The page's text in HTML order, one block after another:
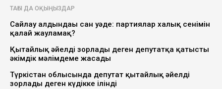
ТАҒЫ ДА ОҚЫҢЫЗДАР
Сайлау алдындағы сан уәде: партиялар халық сенімін
қалай жауламақ?
Қытайлық әйелді зорлады деген депутатқа қатысты
әкімдік мәлімдеме жасады
Түркістан облысында депутат қытайлық әйелді
зорлады деген күдікке ілінді